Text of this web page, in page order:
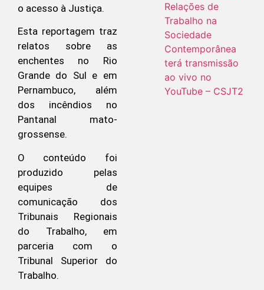
o acesso à Justiça.
Esta reportagem traz
relatos sobre as
enchentes no Rio
Grande do Sul e em
Pernambuco, além
dos incêndios no
Pantanal mato-
grossense.
O conteúdo foi
produzido pelas
equipes de
comunicação dos
Tribunais Regionais
do Trabalho, em
parceria com o
Tribunal Superior do
Trabalho.
Relações de
Trabalho na
Sociedade
Contemporânea
terá transmissão
ao vivo no
YouTube – CSJT2